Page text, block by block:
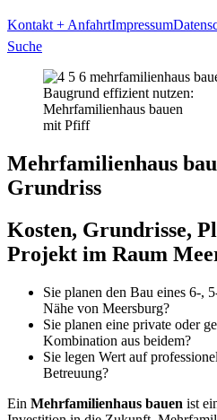
Kontakt + AnfahrtImpressum
Suche
Baugrund effizient nutzen:
Mehrfamilienhaus bauen
mit Pfiff
Mehrfamilienhaus
Grundriss
Kosten, Grundrisse,
Projekt im Raum
Sie planen den Bau eines 6-,
Nähe von Meersburg?
Sie planen eine private oder
Kombination aus beidem?
Sie legen Wert auf
Betreuung?
Ein Mehrfamilienhaus bauen ist